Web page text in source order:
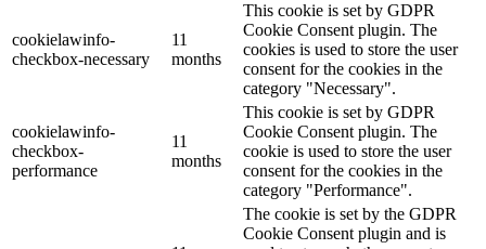
cookielawinfo-
checkbox-necessary
11
months
This cookie is set by GDPR
Cookie Consent plugin. The
cookies is used to store the user
consent for the cookies in the
category "Necessary".
cookielawinfo-
checkbox-
performance
11
months
This cookie is set by GDPR
Cookie Consent plugin. The
cookie is used to store the user
consent for the cookies in the
category "Performance".
The cookie is set by the GDPR
Cookie Consent plugin and is